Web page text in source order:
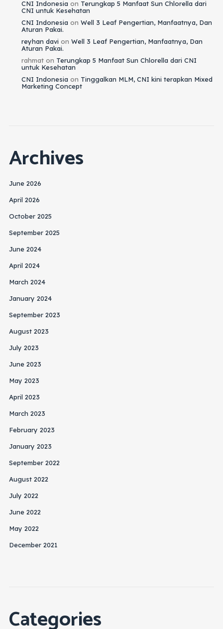
CNI Indonesia on Terungkap 5 Manfaat Sun Chlorella dari
CNI untuk Kesehatan
CNI Indonesia on Well 3 Leaf Pengertian, Manfaatnya, Dan
Aturan Pakai.
reyhan davi on Well 3 Leaf Pengertian, Manfaatnya, Dan
Aturan Pakai.
rahmaton Terungkap 5 Manfaat Sun Chlorella dari CNI
untuk Kesehatan
CNI Indonesia on Tinggalkan MLM, CNI kini terapkan Mixed
Marketing Concept
Archives
June 2026
April 2026
October 2025
September 2025
June 2024
April 2024
March 2024
January 2024
September 2023
August 2023
July 2023
June 2023
May 2023
April 2023
March 2023
February 2023
January 2023
September 2022
August 2022
July 2022
June 2022
May 2022
December 2021
Categories